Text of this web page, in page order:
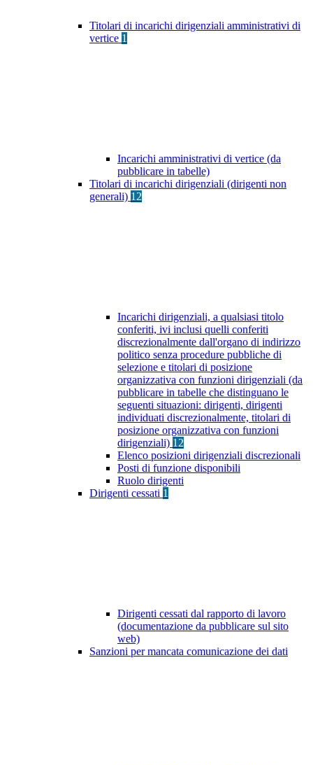
Titolari di incarichi dirigenziali amministrativi di
vertice 1
Incarichi amministrativi di vertice (da
pubblicare in tabelle)
Titolari di incarichi dirigenziali (dirigenti non
generali) 12
Incarichi dirigenziali, a qualsiasi titolo
conferiti, ivi inclusi quelli conferiti
discrezionalmente dall'organo di indirizzo
politico senza procedure pubbliche di
selezione e titolari di posizione
organizzativa con funzioni dirigenziali (da
pubblicare in tabelle che distinguano le
seguenti situazioni: dirigenti, dirigenti
individuati discrezionalmente, titolari di
posizione organizzativa con funzioni
dirigenziali) 12
Elenco posizioni dirigenziali discrezionali
Posti di funzione disponibili
Ruolo dirigenti
Dirigenti cessati 1
Dirigenti cessati dal rapporto di lavoro
(documentazione da pubblicare sul sito
web)
Sanzioni per mancata comunicazione dei dati